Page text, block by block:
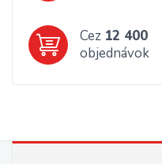
Cez 12 400
objednávok